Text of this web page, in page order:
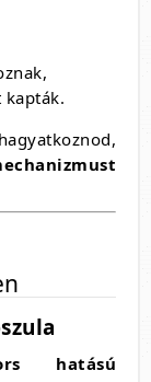
kapták.
hatású